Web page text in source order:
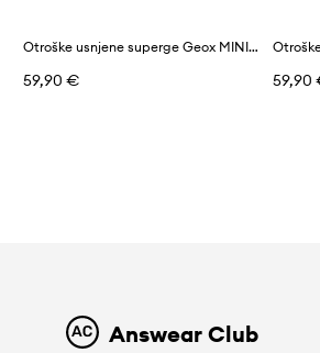
Otroške usnjene superge Geox MINICUB
59,90 € 59,90
Answear Club